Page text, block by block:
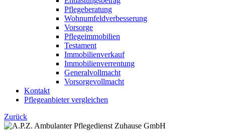
Pflegeberatung
Wohnumfeldverbesserung
Vorsorge
Pflegeimmobilien
Testament
Immobilienverkauf
Immobilienverrentung
Generalvollmacht
Vorsorgevollmacht
Kontakt
Pflegeanbieter vergleichen
Zurück